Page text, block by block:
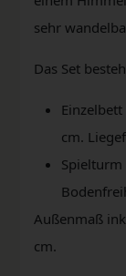
sehr
Das Set
cm.
Spielturm
Außenmaß
cm.